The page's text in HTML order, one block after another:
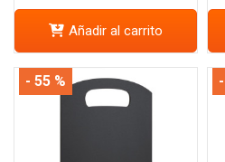
Añadir al carrito
- 55 %